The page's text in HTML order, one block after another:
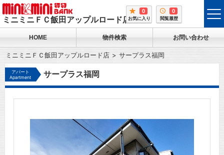
ミニミニＦＣ飯田アップルロード店
0
お気に入り
0
閲覧履歴
HOME 物件検索 お問い合わせ
ミニミニＦＣ飯田アップルロード店 サープラス福岡
アパート
Apartment
サープラス福岡